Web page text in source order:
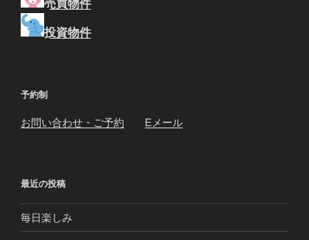
売買物件
投資物件
予約制
お問い合わせ・ご予約 Eメール
最近の投稿
毎日楽しみ